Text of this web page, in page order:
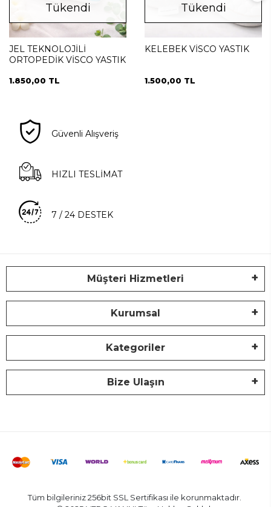
Tükendi
JEL TEKNOLOJİLİ
ORTOPEDİK VİSCO YASTIK
1.850,00 TL
Tükendi
KELEBEK VİSCO YASTIK
1.500,00 TL
Güvenli Alışveriş
HIZLI TESLİMAT
7 / 24 DESTEK
Müşteri Hizmetleri
Kurumsal
Kategoriler
Bize Ulaşın
Tüm bilgileriniz 256bit SSL Sertifikası ile korunmaktadır.